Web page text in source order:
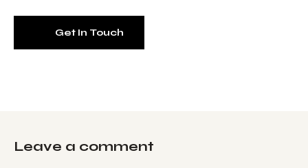
Leave a comment